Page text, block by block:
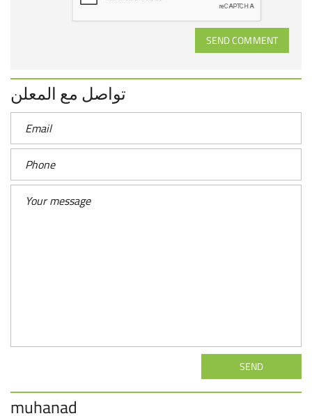
SEND COMMENT
تواصل مع المعلن
SEND
muhanad